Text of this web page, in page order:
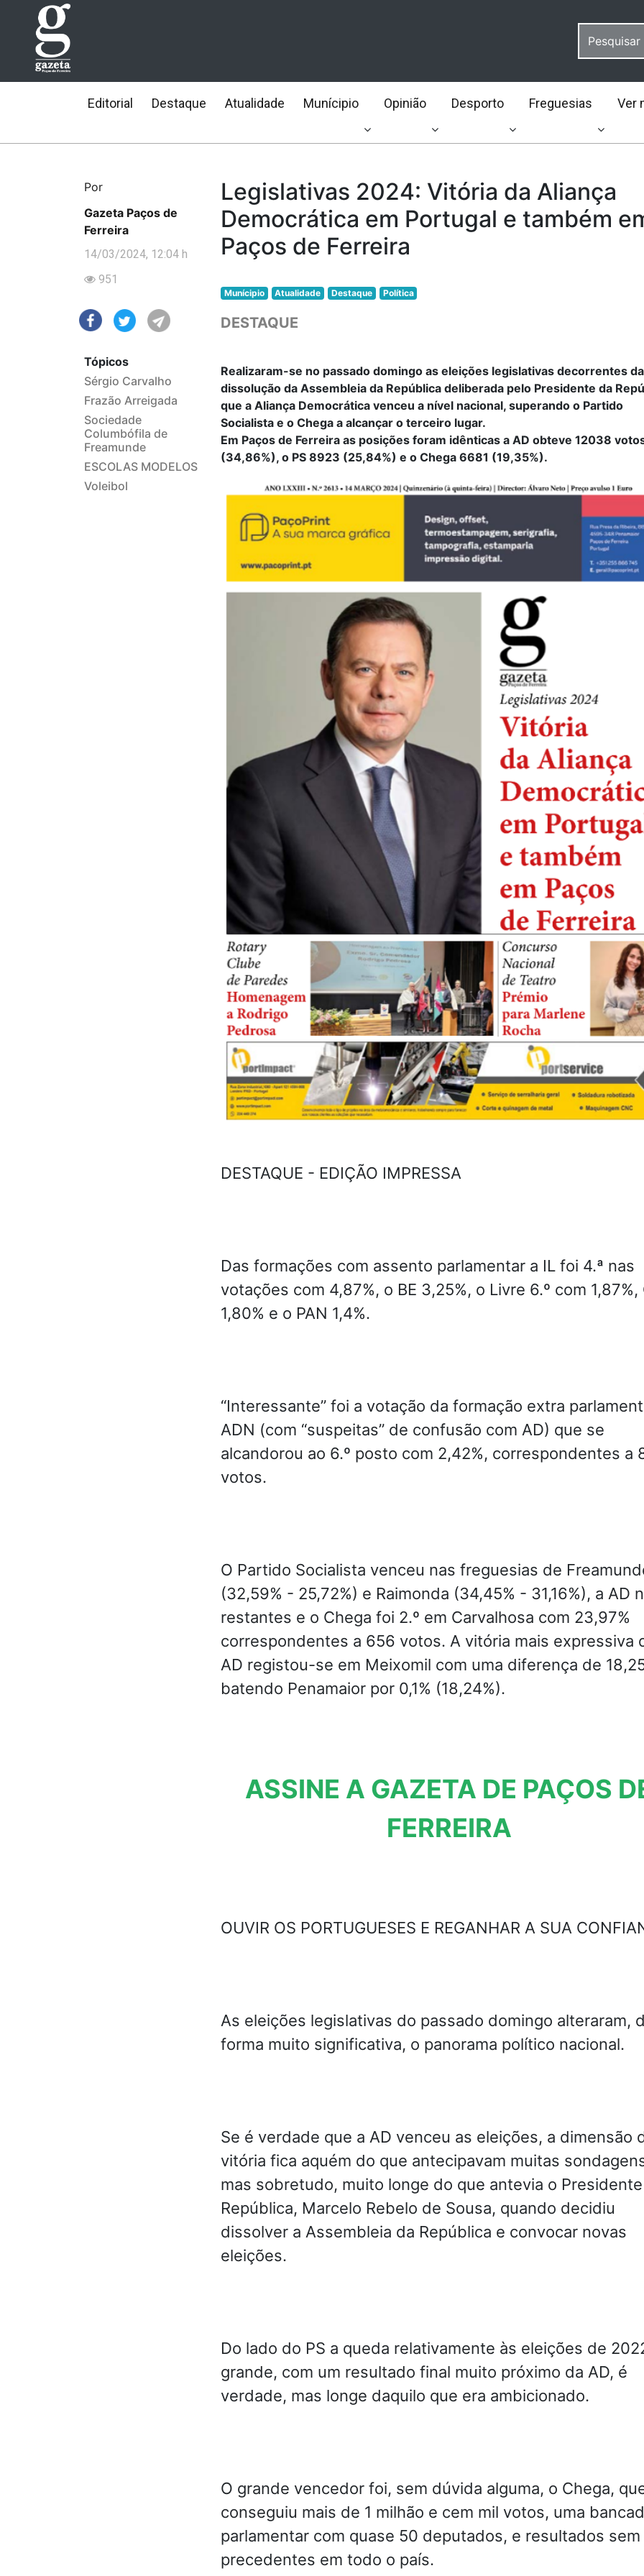
Editorial Destaque Atualidade Munícipio Opinião Desporto Freguesias Ver
Por
Gazeta Paços de
Ferreira
14/03/2024, 12:04 h
951
Tópicos
Sérgio Carvalho
Frazão Arreigada
Sociedade
Columbófila de
Freamunde
ESCOLAS MODELOS
Voleibol
Legislativas 2024: Vitória da Aliança
Democrática em Portugal e também
Paços de Ferreira
Munícipio Atualidade Destaque Política
DESTAQUE
Realizaram-se no passado domingo as eleições legislativas decorrentes da
dissolução da Assembleia da República deliberada pelo Presidente da
que a Aliança Democrática venceu a nível nacional, superando o Partido
Socialista e o Chega a alcançar o terceiro lugar.
Em Paços de Ferreira as posições foram idênticas a AD obteve 12038
(34,86%), o PS 8923 (25,84%) e o Chega 6681 (19,35%).
DESTAQUE - EDIÇÃO IMPRESSA
Das formações com assento parlamentar a IL foi 4.ª nas
votações com 4,87%, o BE 3,25%, o Livre 6.º com 1,87%,
1,80% e o PAN 1,4%.
“Interessante” foi a votação da formação extra
ADN (com “suspeitas” de confusão com AD) que se
alcandorou ao 6.º posto com 2,42%, correspondentes a
votos.
O Partido Socialista venceu nas freguesias de
(32,59% - 25,72%) e Raimonda (34,45% - 31,16%), a AD
restantes e o Chega foi 2.º em Carvalhosa com 23,97%
correspondentes a 656 votos. A vitória mais expressiva
AD registou-se em Meixomil com uma diferença de
batendo Penamaior por 0,1% (18,24%).
ASSINE A GAZETA DE PAÇOS
FERREIRA
OUVIR OS PORTUGUESES E REGANHAR A SUA
As eleições legislativas do passado domingo alteraram,
forma muito significativa, o panorama político nacional.
Se é verdade que a AD venceu as eleições, a dimensão
vitória fica aquém do que antecipavam muitas
mas sobretudo, muito longe do que antevia o
República, Marcelo Rebelo de Sousa, quando decidiu
dissolver a Assembleia da República e convocar novas
eleições.
Do lado do PS a queda relativamente às eleições de
grande, com um resultado final muito próximo da AD, é
verdade, mas longe daquilo que era ambicionado.
O grande vencedor foi, sem dúvida alguma, o Chega,
conseguiu mais de 1 milhão e cem mil votos, uma
parlamentar com quase 50 deputados, e resultados sem
precedentes em todo o país.